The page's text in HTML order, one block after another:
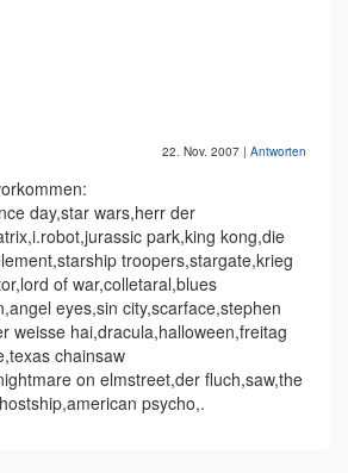
22. Nov. 2007 | Antworten
day,star wars,herr der
park,king kong,die
troopers,stargate,krieg
of war,colletaral,blues
eyes,sin city,scarface,stephen
weisse hai,dracula,halloween,freitag
chainsaw
on elmstreet,der fluch,saw,the
psycho,.